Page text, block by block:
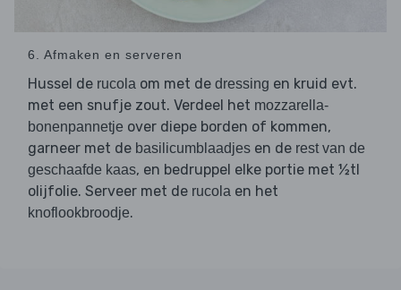
6. Afmaken en serveren
Hussel de rucola om met de dressing en kruid evt.
met een snufje zout. Verdeel het mozzarella-
bonenpannetje over diepe borden of kommen,
garneer met de basilicumblaadjes en de rest van de
geschaafde kaas, en bedruppel elke portie met ½tl
olijfolie. Serveer met de rucola en het
knoflookbroodje.